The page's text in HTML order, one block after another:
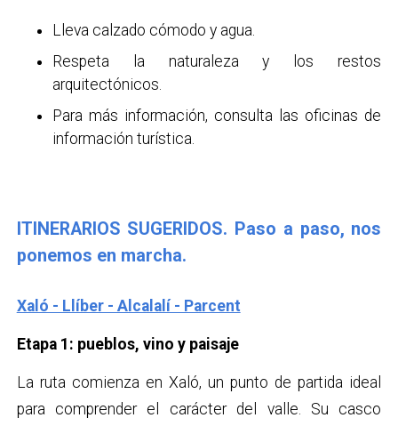
Lleva calzado cómodo y agua.
Respeta la naturaleza y los restos
arquitectónicos.
Para más información, consulta las oficinas de
información turística.
ITINERARIOS SUGERIDOS. Paso a paso, nos
ponemos en marcha.
Xaló - Llíber - Alcalalí - Parcent
Etapa 1: pueblos, vino y paisaje
La ruta comienza en Xaló, un punto de partida ideal
para comprender el carácter del valle. Su casco